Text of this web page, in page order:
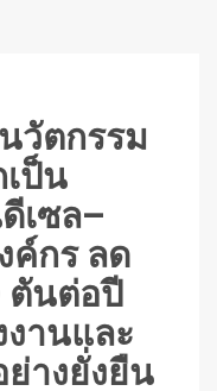
วัตกรรม
ป็น
เซล–
ค์กร ลด
ตันต่อปี
านและ
างยั่งยืน